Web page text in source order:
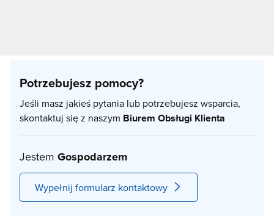
Potrzebujesz pomocy?
Jeśli masz jakieś pytania lub potrzebujesz wsparcia,
skontaktuj się z naszym Biurem Obsługi Klienta
Jestem Gospodarzem
Wypełnij formularz kontaktowy